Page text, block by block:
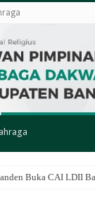
Buka CAI LDII